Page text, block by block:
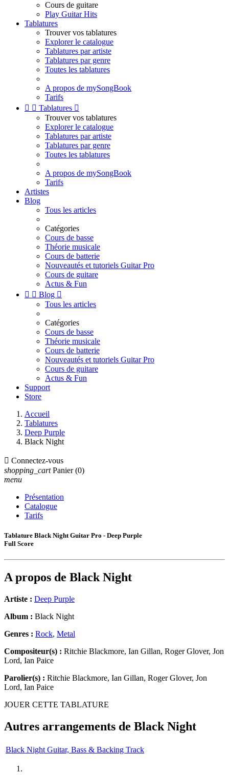
Cours de guitare
Play Guitar Hits
Tablatures
Trouver vos tablatures
Explorer le catalogue
Tablatures par artiste
Tablatures par genre
Toutes les tablatures
A propos de mySongBook
Tarifs
  Tablatures 
Trouver vos tablatures
Explorer le catalogue
Tablatures par artiste
Tablatures par genre
Toutes les tablatures
A propos de mySongBook
Tarifs
Artistes
Blog
Tous les articles
Catégories
Cours de basse
Théorie musicale
Cours de batterie
Nouveautés et tutoriels Guitar Pro
Cours de guitare
Actus & Fun
  Blog 
Tous les articles
Catégories
Cours de basse
Théorie musicale
Cours de batterie
Nouveautés et tutoriels Guitar Pro
Cours de guitare
Actus & Fun
Support
Store
Accueil
Tablatures
Deep Purple
Black Night
 Connectez-vous
shopping_cart Panier (0)
menu
Présentation
Catalogue
Tarifs
Tablature Black Night Guitar Pro - Deep Purple
Full Score
A propos de Black Night
Artiste : Deep Purple
Album : Black Night
Genres : Rock, Metal
Compositeur(s) : Ritchie Blackmore, Ian Gillan, Roger Glover, Jon
Lord, Ian Paice
Parolier(s) : Ritchie Blackmore, Ian Gillan, Roger Glover, Jon
Lord, Ian Paice
JOUER CETTE TABLATURE
Autres arrangements de Black Night
Black Night Guitar, Bass & Backing Track